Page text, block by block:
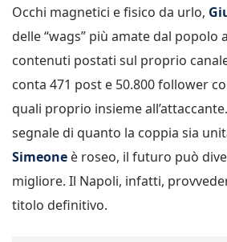
Occhi magnetici e fisico da urlo,
delle “wags” più amate dal popolo
contenuti postati sul proprio
conta 471 post e 50.800 follower
quali proprio insieme
segnale di quanto la coppia sia
Simeone è roseo, il futuro può
migliore. Il Napoli, infatti,
titolo definitivo.